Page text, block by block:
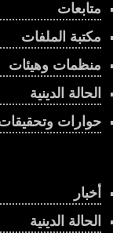
متابعات
مكتبة الملفات
منظمات وهيئات
الحالة الدينية
حوارات
أخبار
الحالة الدينية